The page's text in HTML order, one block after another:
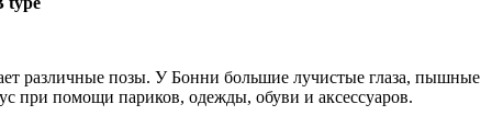
различные позы. У Бонни большие лучистые глаза, пышные
при помощи париков, одежды, обуви и аксессуаров.